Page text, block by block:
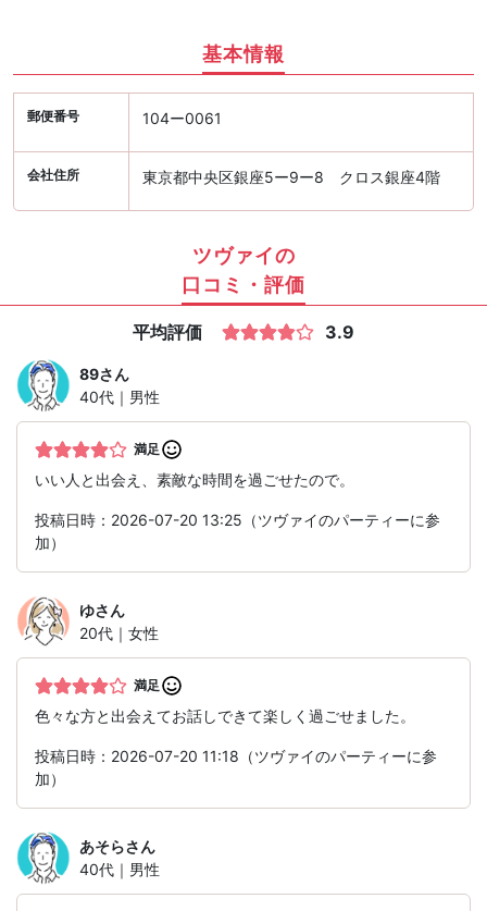
基本情報
郵便番号 104ー0061
会社住所 東京都中央区銀座5ー9ー8 クロス銀座4階
ツヴァイの
口コミ・評価
平均評価 3.9
89さん
40代｜男性
満足
いい人と出会え、素敵な時間を過ごせたので。
投稿日時：2026-07-20 13:25（ツヴァイのパーティーに参
加）
ゆさん
20代｜女性
満足
色々な方と出会えてお話しできて楽しく過ごせました。
投稿日時：2026-07-20 11:18（ツヴァイのパーティーに参
加）
あそらさん
40代｜男性